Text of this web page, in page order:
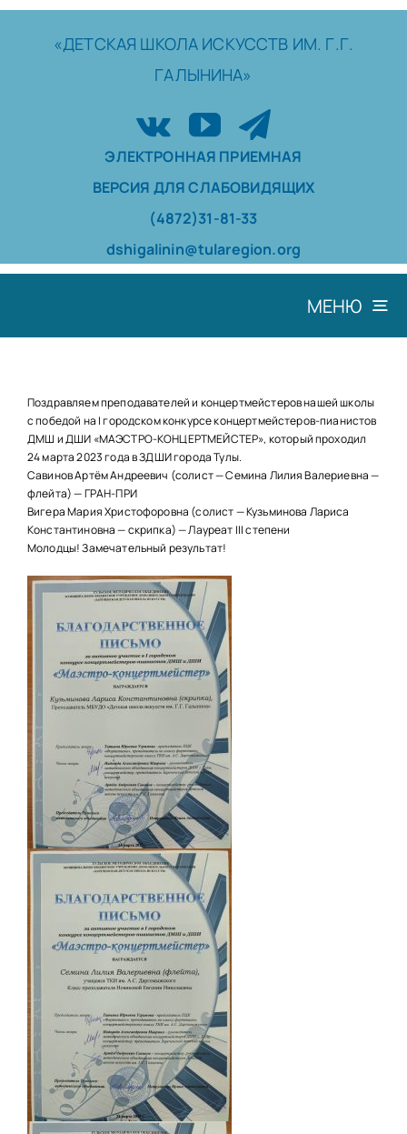
Skip
«ДЕТСКАЯ ШКОЛА ИСКУССТВ ИМ. Г.Г.
ГАЛЫНИНА»
ЭЛЕКТРОННАЯ ПРИЕМНАЯ
ВЕРСИЯ ДЛЯ СЛАБОВИДЯЩИХ
(4872)31-81-33
dshigalinin@tularegion.org
МЕНЮ
НАШИ ПРОЕКТЫ
О ПРИЕМЕ
ОБУЧАЮЩИМСЯ
СВЕДЕНИЯ ОБ ОО
КОНТАКТЫ
ОТЗЫВЫ
Поздравляем преподавателей и концертмейстеров нашей школы
с победой на I городском конкурсе концертмейстеров-пианистов
ДМШ и ДШИ «МАЭСТРО-КОНЦЕРТМЕЙСТЕР», который проходил
24 марта 2023 года в ЗДШИ города Тулы.
Савинов Артём Андреевич (солист — Семина Лилия Валериевна —
флейта) — ГРАН-ПРИ
Вигера Мария Христофоровна (солист — Кузьминова Лариса
Константиновна — скрипка) — Лауреат III степени
Молодцы! Замечательный результат!